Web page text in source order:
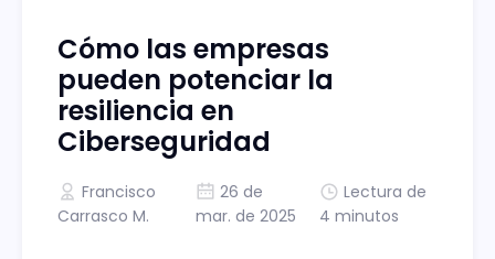
Cómo las empresas
pueden potenciar la
resiliencia en
Ciberseguridad
Francisco
Carrasco M.
26 de
mar. de 2025
Lectura de
4 minutos